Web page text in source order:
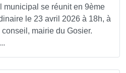
municipal se réunit en 9ème
le 23 avril 2026 à 18h, à
conseil, mairie du Gosier.